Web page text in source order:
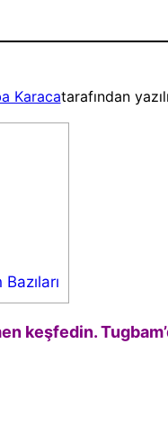
Karacatarafından
keşfedin.